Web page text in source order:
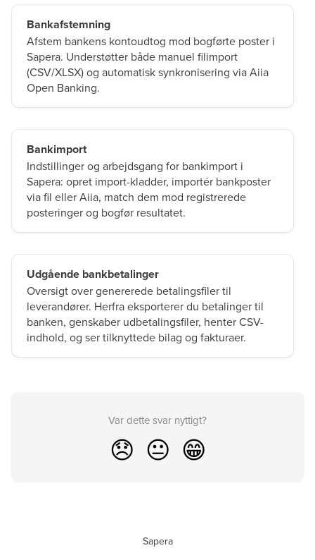
Bankafstemning
Afstem bankens kontoudtog mod bogførte poster i
Sapera. Understøtter både manuel filimport
(CSV/XLSX) og automatisk synkronisering via Aiia
Open Banking.
Bankimport
Indstillinger og arbejdsgang for bankimport i
Sapera: opret import-kladder, importér bankposter
via fil eller Aiia, match dem mod registrerede
posteringer og bogfør resultatet.
Udgående bankbetalinger
Oversigt over genererede betalingsfiler til
leverandører. Herfra eksporterer du betalinger til
banken, genskaber udbetalingsfiler, henter CSV-
indhold, og ser tilknyttede bilag og fakturaer.
Var dette svar nyttigt?
😞 😐 😁
Sapera